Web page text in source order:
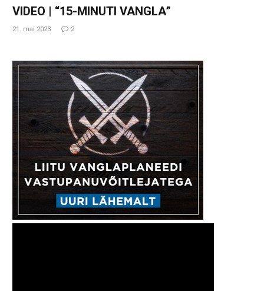
VIDEO | “15-MINUTI VANGLA”
21. mai 2023 2